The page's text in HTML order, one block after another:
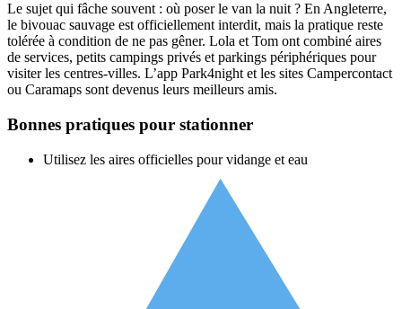
Le sujet qui fâche souvent : où poser le van la nuit ? En Angleterre,
le bivouac sauvage est officiellement interdit, mais la pratique reste
tolérée à condition de ne pas gêner. Lola et Tom ont combiné aires
de services, petits campings privés et parkings périphériques pour
visiter les centres-villes. L’app Park4night et les sites Campercontact
ou Caramaps sont devenus leurs meilleurs amis.
Bonnes pratiques pour stationner
Utilisez les aires officielles pour vidange et eau